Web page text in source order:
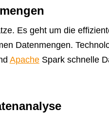
Es geht um die
Datenmengen.
ApacheSpark schnelle